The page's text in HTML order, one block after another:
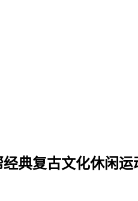
典复古文化休闲运